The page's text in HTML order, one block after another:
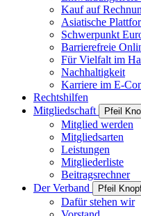
Kauf auf
Asiatische
Schwerpunkt
Barrierefreie
Für Vielfalt im
Nachhaltigkeit
Karriere im E-
Rechtshilfen
Mitgliedschaft
Pfeil
Mitglied werden
Mitgliedsarten
Leistungen
Mitgliederliste
Beitragsrechner
Der Verband
Pfeil
Dafür stehen wir